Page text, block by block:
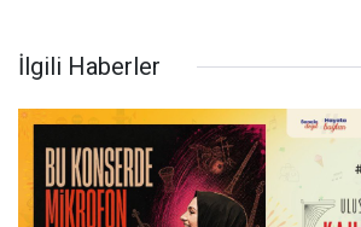
İlgili Haberler